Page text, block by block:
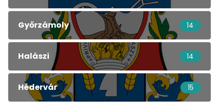
Győrzámoly 14
Halászi 14
Hédervár 15